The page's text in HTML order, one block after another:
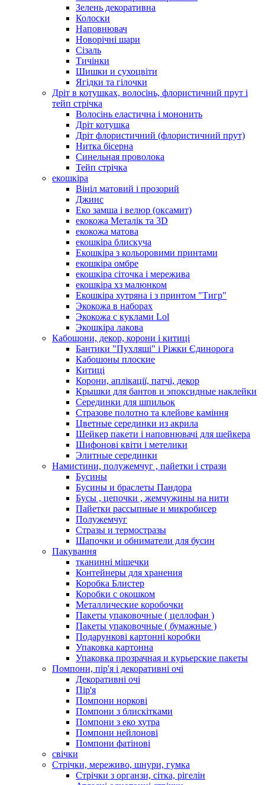
Зелень декоративна
Колоски
Наповнювач
Новорічні шари
Сізаль
Тичінки
Шишки и сухоцвіти
Ягідки та гілочки
Дріт в котушках, волосінь, флористичний прут і
тейп стрічка
Волосінь еластична і мононить
Дріт котушка
Дріт флористичний (флористичний прут)
Нитка бісерна
Синельная проволока
Тейп стрічка
екошкіра
Вініл матовий і прозорий
Джинс
Еко замша і велюр (оксамит)
екокожа Металік та 3D
екокожа матова
екошкіра блискуча
Екошкіра з кольоровими принтами
екошкіра омбре
екошкіра сіточка і мережива
екошкіра хз малюнком
Екошкіра хутряна і з принтом "Тигр"
Экокожа в наборах
Экокожа с куклами Lol
Экошкiра лакова
Кабошони, декор, корони і китиці
Бантики "Пухляші" і Ріжки Єдинорога
Кабошоны плоские
Китиці
Корони, аплікації, патчі, декор
Крышки для бантов и эпоксидные наклейки
Серединки для шпильок
Стразове полотно та клейове каміння
Цветные серединки из акрила
Шейкер пакети і наповнювачі для шейкера
Шифонові квіти і метелики
Элитные серединки
Намистини, полужемчуг , пайетки і стрази
Бусины
Бусины и браслеты Пандора
Бусы , цепочки , жемчужины на нити
Пайетки рассыпные и микробисер
Полужемчуг
Стразы и термостразы
Шапочки и обниматели для бусин
Пакування
тканинні мішечки
Контейнеры для хранения
Коробка Блистер
Коробки с окошком
Металлические коробочки
Пакеты упаковочные ( целлофан )
Пакеты упаковочные ( бумажные )
Подарункові картонні коробки
Упаковка картонна
Упаковка прозрачная и курьерские пакеты
Помпони, пір'я і декоративні очі
Декоративні очі
Пір'я
Помпони норкові
Помпони з блискітками
Помпони з еко хутра
Помпони нейлонові
Помпони фатінові
свічки
Стрічки, мереживо, шнури, гумка
Стрічки з органзи, сітка, рігелін